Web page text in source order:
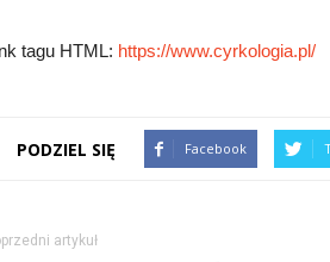
tagu HTML: https://www.cyrkologia.pl/
PODZIEL SIĘ Facebook
artykuł